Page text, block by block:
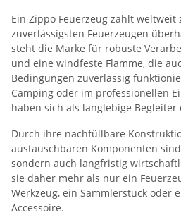
Ein Zippo Feuerzeug zählt
zuverlässigsten Feuerzeugen
steht die Marke für robuste
und eine windfeste Flamme, die
Bedingungen zuverlässig
Camping oder im professionellen
haben sich als langlebige Begleiter
Durch ihre nachfüllbare
austauschbaren Komponenten
sondern auch langfristig
sie daher mehr als nur ein
Werkzeug, ein Sammlerstück oder
Accessoire.